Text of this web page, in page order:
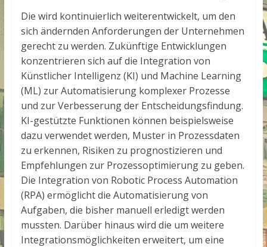
Die wird kontinuierlich weiterentwickelt, um den
sich ändernden Anforderungen der Unternehmen
gerecht zu werden. Zukünftige Entwicklungen
konzentrieren sich auf die Integration von
Künstlicher Intelligenz (KI) und Machine Learning
(ML) zur Automatisierung komplexer Prozesse
und zur Verbesserung der Entscheidungsfindung.
KI-gestützte Funktionen können beispielsweise
dazu verwendet werden, Muster in Prozessdaten
zu erkennen, Risiken zu prognostizieren und
Empfehlungen zur Prozessoptimierung zu geben.
Die Integration von Robotic Process Automation
(RPA) ermöglicht die Automatisierung von
Aufgaben, die bisher manuell erledigt werden
mussten. Darüber hinaus wird die um weitere
Integrationsmöglichkeiten erweitert, um eine